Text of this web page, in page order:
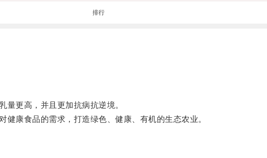
排行
更高，并且更加抗病抗逆境。
康食品的需求，打造绿色、健康、有机的生态农业。